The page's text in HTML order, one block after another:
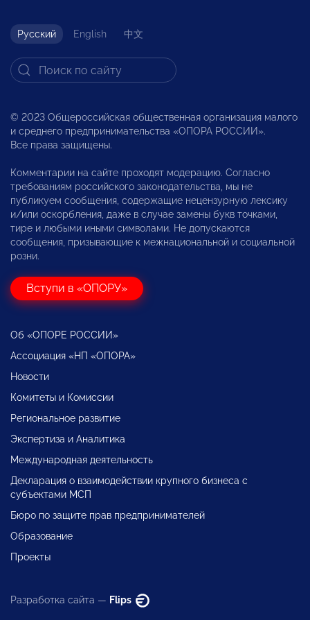
Русский English 中文
© 2023 Общероссийская общественная организация малого
и среднего предпринимательства «ОПОРА РОССИИ».
Все права защищены.
Комментарии на сайте проходят модерацию. Согласно
требованиям российского законодательства, мы не
публикуем сообщения, содержащие нецензурную лексику
и/или оскорбления, даже в случае замены букв точками,
тире и любыми иными символами. Не допускаются
сообщения, призывающие к межнациональной и социальной
розни.
Вступи в «ОПОРУ»
Об «ОПОРЕ РОССИИ»
Ассоциация «НП «ОПОРА»
Новости
Комитеты и Комиссии
Региональное развитие
Экспертиза и Аналитика
Международная деятельность
Декларация о взаимодействии крупного бизнеса с
субъектами МСП
Бюро по защите прав предпринимателей
Образование
Проекты
Разработка сайта — Flips